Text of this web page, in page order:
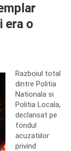
era o
Razboiul total
dintre Politia
Nationala si
Politia Locala,
declansat pe
fondul
acuzatiilor
privind